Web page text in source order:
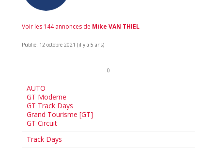
Voir les 144 annonces de Mike VAN THIEL
Publié: 12 octobre 2021 (il y a 5 ans)
0
AUTO
GT Moderne
GT Track Days
Grand Tourisme [GT]
GT Circuit
Track Days